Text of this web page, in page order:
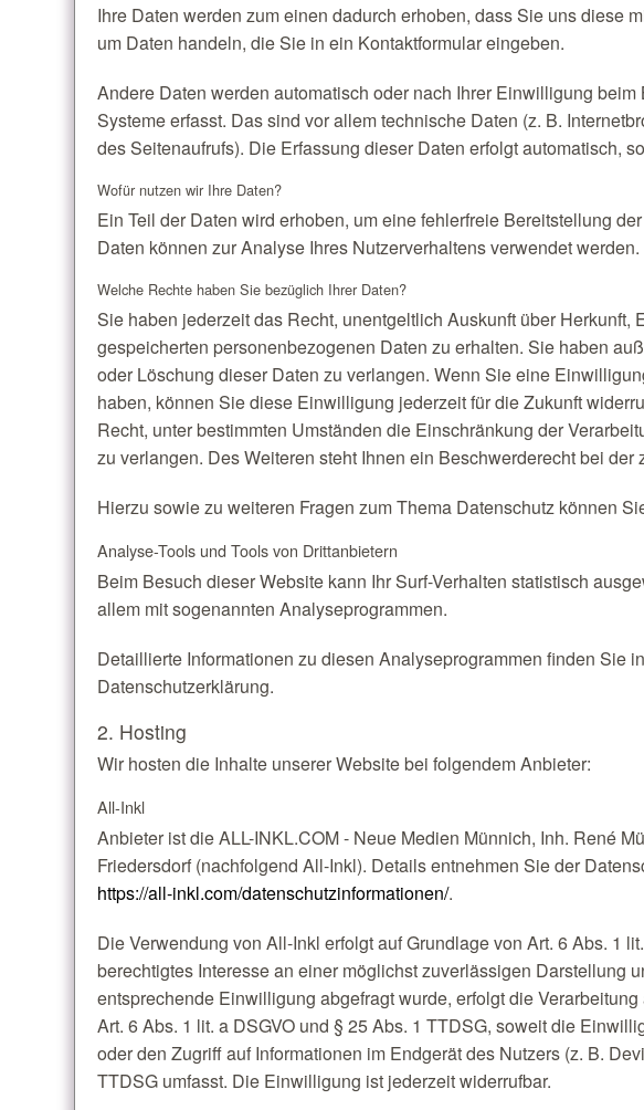
Ihre Daten werden zum einen dadurch erhoben, dass Sie uns diese
um Daten handeln, die Sie in ein Kontaktformular eingeben.
Andere Daten werden automatisch oder nach Ihrer Einwilligung
Systeme erfasst. Das sind vor allem technische Daten (z. B.
des Seitenaufrufs). Die Erfassung dieser Daten erfolgt automatisch,
Wofür nutzen wir Ihre Daten?
Ein Teil der Daten wird erhoben, um eine fehlerfreie Bereitstellung
Daten können zur Analyse Ihres Nutzerverhaltens verwendet werden.
Welche Rechte haben Sie bezüglich Ihrer Daten?
Sie haben jederzeit das Recht, unentgeltlich Auskunft über Herkunft,
gespeicherten personenbezogenen Daten zu erhalten. Sie haben
oder Löschung dieser Daten zu verlangen. Wenn Sie eine
haben, können Sie diese Einwilligung jederzeit für die Zukunft
Recht, unter bestimmten Umständen die Einschränkung der
zu verlangen. Des Weiteren steht Ihnen ein Beschwerderecht bei
Hierzu sowie zu weiteren Fragen zum Thema Datenschutz können
Analyse-Tools und Tools von Dritt­anbietern
Beim Besuch dieser Website kann Ihr Surf-Verhalten statistisch
allem mit sogenannten Analyseprogrammen.
Detaillierte Informationen zu diesen Analyseprogrammen finden Sie
Datenschutzerklärung.
2. Hosting
Wir hosten die Inhalte unserer Website bei folgendem Anbieter:
All-Inkl
Anbieter ist die ALL-INKL.COM - Neue Medien Münnich, Inh. René
Friedersdorf (nachfolgend All-Inkl). Details entnehmen Sie der
https://all-inkl.com/datenschutzinformationen/.
Die Verwendung von All-Inkl erfolgt auf Grundlage von Art. 6 Abs. 1
berechtigtes Interesse an einer möglichst zuverlässigen Darstellung
entsprechende Einwilligung abgefragt wurde, erfolgt die
Art. 6 Abs. 1 lit. a DSGVO und § 25 Abs. 1 TTDSG, soweit die
oder den Zugriff auf Informationen im Endgerät des Nutzers (z. B.
TTDSG umfasst. Die Einwilligung ist jederzeit widerrufbar.